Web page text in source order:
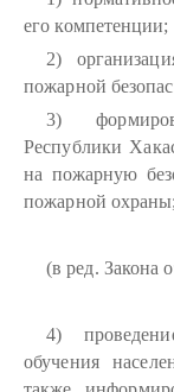
его компетенции;
2)
пожарной
3)
Республики
на пожарную
пожарной охраны;
(в ред. Закона
4)
обучения